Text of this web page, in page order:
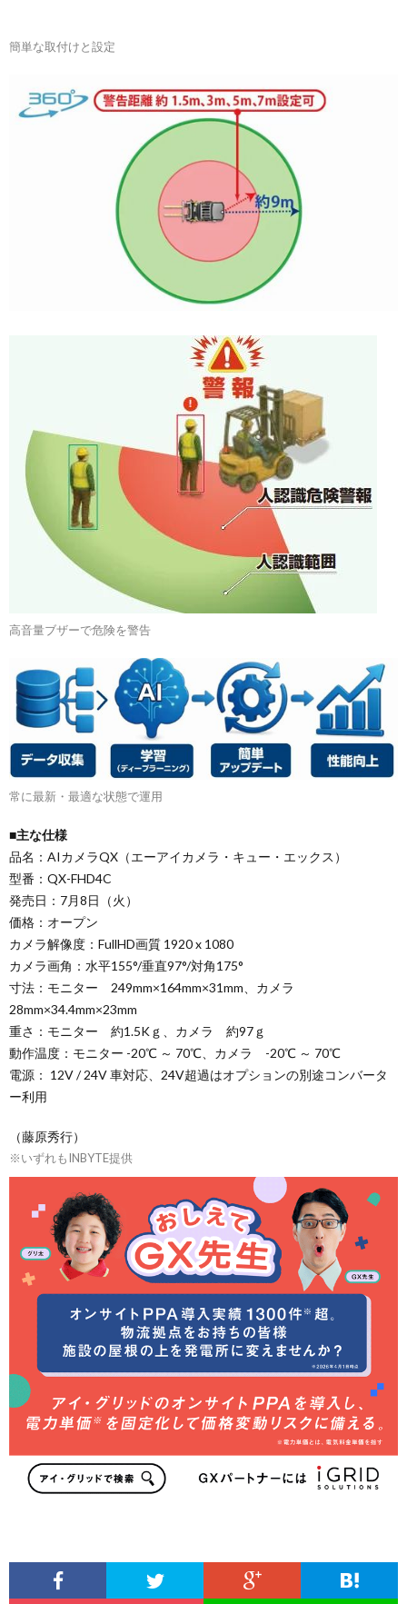
簡単な取付けと設定
高音量ブザーで危険を警告
常に最新・最適な状態で運用
■主な仕様
品名：AIカメラQX（エーアイカメラ・キュー・エックス）
型番：QX-FHD4C
発売日：7月8日（火）
価格：オープン
カメラ解像度：FullHD画質 1920 x 1080
カメラ画角：水平155°/垂直97°/対角175°
寸法：モニター 249mm×164mm×31mm、カメラ
28mm×34.4mm×23mm
重さ：モニター 約1.5Kｇ、カメラ 約97ｇ
動作温度：モニター -20℃ ～ 70℃、カメラ -20℃ ～ 70℃
電源： 12V / 24V 車対応、24V超過はオプションの別途コンバータ
ー利用
（藤原秀行）
※いずれもINBYTE提供